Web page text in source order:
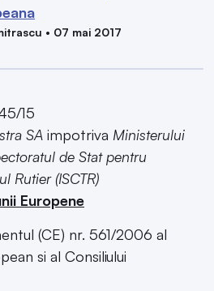
• 07 mai 2017
15
SA impotriva Ministerului
de Stat pentru
Rutier (ISCTR)
Europene
(CE) nr. 561/2006 al
si al Consiliului